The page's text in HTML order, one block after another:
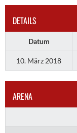
DETAILS
Datum
10. März 2018
ARENA